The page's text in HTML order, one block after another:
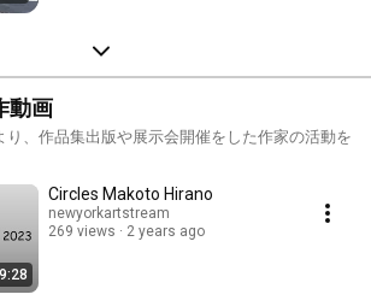
動画
り、作品集出版や展示会開催をした作家の活動を
9:28
Circles Makoto Hirano
newyorkartstream
269 views
2 years ago